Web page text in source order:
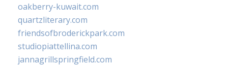
oakberry-kuwait.com
quartzliterary.com
friendsofbroderickpark.com
studiopiattellina.com
jannagrillspringfield.com